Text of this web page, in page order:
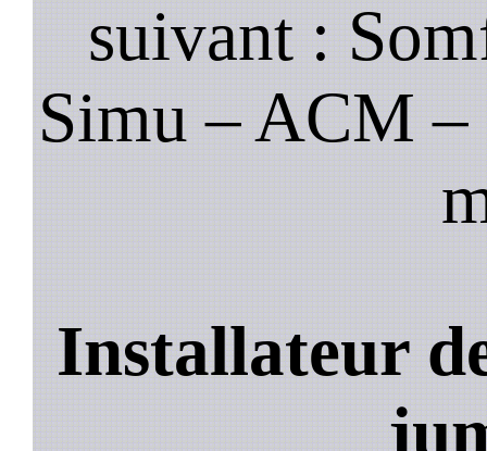
suivant :
Simu – ACM –
Installateur